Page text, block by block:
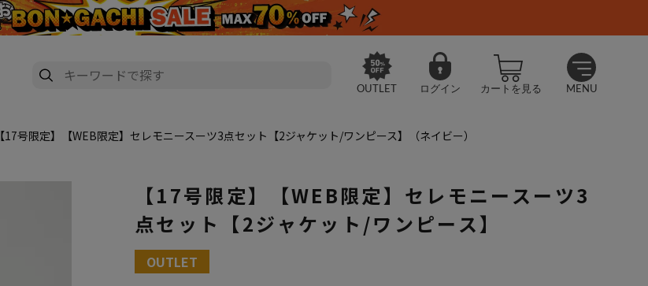
OUTLET ログイン カートを見る MENU
【17号限定】【WEB限定】セレモニースーツ3点セット【2ジャケット/ワンピース】（ネイビー）
【17号限定】【WEB限定】セレモニースーツ3
点セット【2ジャケット/ワンピース】
大きいサイズ レディース 【17号限定】【WEB限定】セレモニースーツ3点セット【2ジャケット/ワンピ
OUTLET